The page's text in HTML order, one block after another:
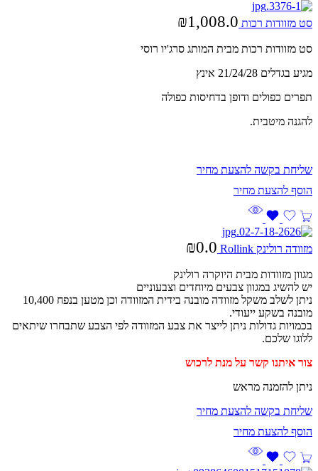
סט מזוודות רכות ₪1,008.0
סט מזוודות רכות מבית המותג סרג'יו רוסי
מגיע בגדלים 21/24/28 אינץ
תפרים כפולים ודופן בדחיסות כפולה
להגנה מיטבית.
שליחת בקשה להצעת מחיר
מזוודה רולינק Rollink ₪0.0
מגוון מזוודות מבית היוקרה רולינק
יש להשיג במגוון צבעים מיוחדים וצבעוניים
ניתן לשלב משקל מזוודה מובנה בידית המזוודה וכן מטען בנפח 10,400
מובנה בשקע ייעודי.
בכמויות גדולות ניתן לייצר את צבע המזוודה לפי הצבע שתבחרו שיתאים
ללוגו שלכם.
צור איתנו קשר על מנת לרכוש
ניתן להזמנה מראש
שליחת בקשה להצעת מחיר